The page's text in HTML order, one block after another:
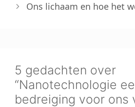
Ons lichaam en hoe het
5 gedachten over
“Nanotechnologie
bedreiging voor ons